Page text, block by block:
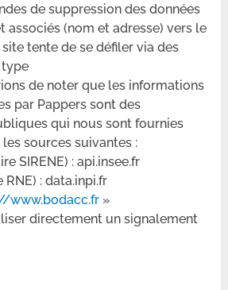
de suppression des données
associés (nom et adresse) vers le
tente de se défiler via des
de noter que les informations
par Pappers sont des
qui nous sont fournies
sources suivantes :
SIRENE) : api.insee.fr
RNE) : data.inpi.fr
www.bodacc.fr »
directement un signalement